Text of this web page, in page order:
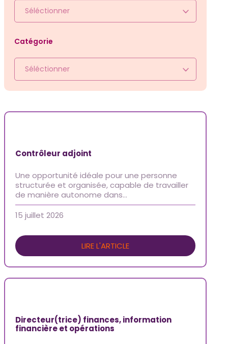
Services aux candidats
Offres d’emploi
Séléctionner
Catégorie
Séléctionner
Contrôleur adjoint
Une opportunité idéale pour une personne
structurée et organisée, capable de travailler
de manière autonome dans…
15 juillet 2026
LIRE L'ARTICLE
Directeur(trice) finances, information
financière et opérations